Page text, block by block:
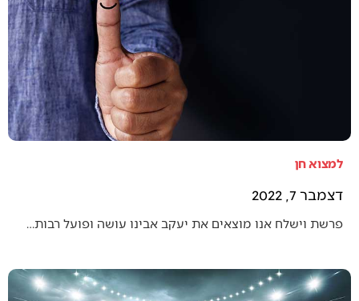
למצוא חן
דצמבר 7, 2022
פרשת וישלח אנו מוצאים את יעקב אבינו עושה ופועל רבות…